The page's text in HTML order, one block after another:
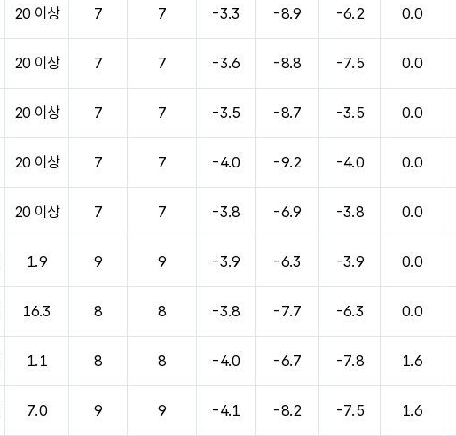
20 이상 7 7 -3.3 -8.9 -6.2 0.0
20 이상 7 7 -3.6 -8.8 -7.5 0.0
20 이상 7 7 -3.5 -8.7 -3.5 0.0
20 이상 7 7 -4.0 -9.2 -4.0 0.0
20 이상 7 7 -3.8 -6.9 -3.8 0.0
1.9 9 9 -3.9 -6.3 -3.9 0.0
16.3 8 8 -3.8 -7.7 -6.3 0.0
1.1 8 8 -4.0 -6.7 -7.8 1.6
7.0 9 9 -4.1 -8.2 -7.5 1.6